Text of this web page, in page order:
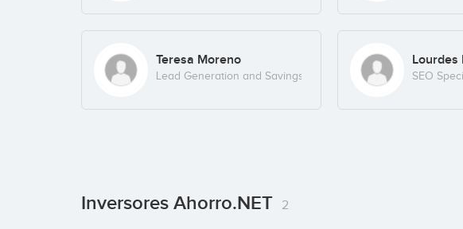
Teresa Moreno
Lead Generation and Savings specialist
Lourdes
SEO
Inversores Ahorro.NET 2